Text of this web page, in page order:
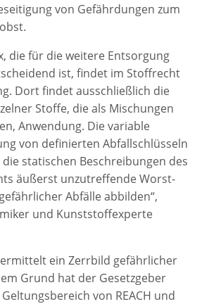
von Gefährdungen zum
die für die weitere Entsorgung
ist, findet im Stoffrecht
Dort findet ausschließlich die
Stoffe, die als Mischungen
Anwendung. Die variable
von definierten Abfallschlüsseln
statischen Beschreibungen des
äußerst unzutreffende Worst-
Abfälle abbilden“,
und Kunststoffexperte
ein Zerrbild gefährlicher
Grund hat der Gesetzgeber
von REACH und